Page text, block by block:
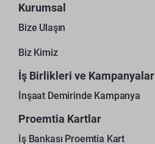
Kurumsal
Bize Ulaşın
Biz Kimiz
İş Birlikleri ve Kampanyalar
İnşaat Demirinde Kampanya
Proemtia Kartlar
İş Bankası Proemtia Kart